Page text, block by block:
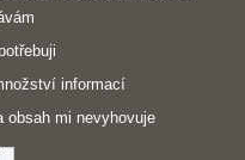
informací
obsah mi nevyhovuje